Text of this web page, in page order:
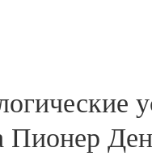
Пионер